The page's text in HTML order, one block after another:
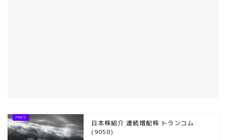
日本株紹介 連続増配株 トランコム
(9058)